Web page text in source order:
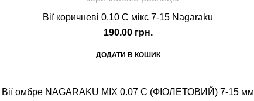
Вії коричневі 0.10 С мікс 7-15 Nagaraku
190.00 грн.
ДОДАТИ В КОШИК
Вії омбре NAGARAKU MIX 0.07 С (ФІОЛЕТОВИЙ) 7-15 мм